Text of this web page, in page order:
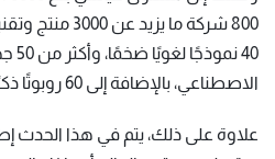
800 شركة ما
40
الاصطناعي، بالإضافة إلى 60 روبوتًا ذكيًا.